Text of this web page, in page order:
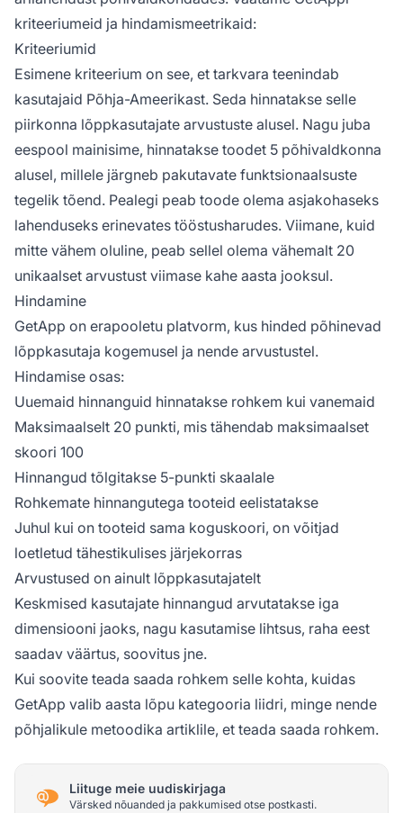
kriteeriumeid ja hindamismeetrikaid:
Kriteeriumid
Esimene kriteerium on see, et tarkvara teenindab
kasutajaid Põhja-Ameerikast. Seda hinnatakse selle
piirkonna lõppkasutajate arvustuste alusel. Nagu juba
eespool mainisime, hinnatakse toodet 5 põhivaldkonna
alusel, millele järgneb pakutavate funktsionaalsuste
tegelik tõend. Pealegi peab toode olema asjakohaseks
lahenduseks erinevates tööstusharudes. Viimane, kuid
mitte vähem oluline, peab sellel olema vähemalt 20
unikaalset arvustust viimase kahe aasta jooksul.
Hindamine
GetApp on erapooletu platvorm, kus hinded põhinevad
lõppkasutaja kogemusel ja nende arvustustel.
Hindamise osas:
Uuemaid hinnanguid hinnatakse rohkem kui vanemaid
Maksimaalselt 20 punkti, mis tähendab maksimaalset
skoori 100
Hinnangud tõlgitakse 5-punkti skaalale
Rohkemate hinnangutega tooteid eelistatakse
Juhul kui on tooteid sama koguskoori, on võitjad
loetletud tähestikulises järjekorras
Arvustused on ainult lõppkasutajatelt
Keskmised kasutajate hinnangud arvutatakse iga
dimensiooni jaoks, nagu kasutamise lihtsus, raha eest
saadav väärtus, soovitus jne.
Kui soovite teada saada rohkem selle kohta, kuidas
GetApp valib aasta lõpu kategooria liidri, minge nende
põhjalikule metoodika artiklile, et teada saada rohkem.
Liituge meie uudiskirjaga
Värsked nõuanded ja pakkumised otse postkasti.